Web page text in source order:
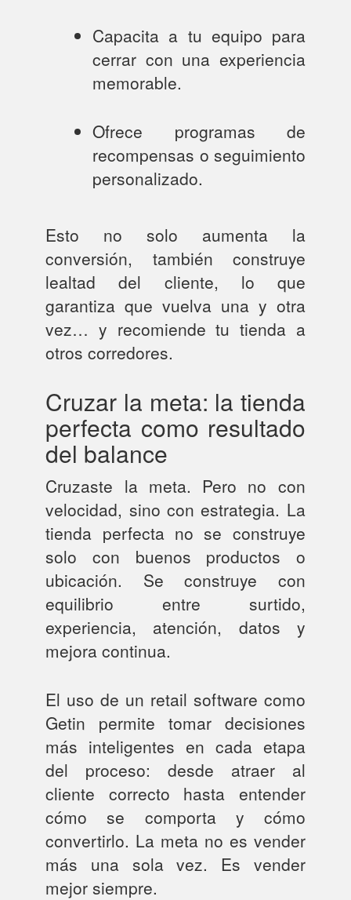
Capacita a tu equipo para
cerrar con una experiencia
memorable.
Ofrece programas de
recompensas o seguimiento
personalizado.
Esto no solo aumenta la
conversión, también construye
lealtad del cliente, lo que
garantiza que vuelva una y otra
vez… y recomiende tu tienda a
otros corredores.
Cruzar la meta: la tienda
perfecta como resultado
del balance
Cruzaste la meta. Pero no con
velocidad, sino con estrategia. La
tienda perfecta no se construye
solo con buenos productos o
ubicación. Se construye con
equilibrio entre surtido,
experiencia, atención, datos y
mejora continua.
El uso de un retail software como
Getin permite tomar decisiones
más inteligentes en cada etapa
del proceso: desde atraer al
cliente correcto hasta entender
cómo se comporta y cómo
convertirlo. La meta no es vender
más una sola vez. Es vender
mejor siempre.